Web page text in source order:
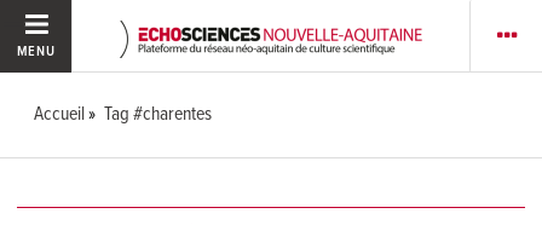
MENU
Accueil Tag #charentes